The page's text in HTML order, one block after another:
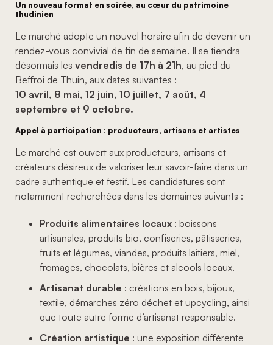
Un nouveau format en soirée, au cœur du patrimoine
thudinien
Le marché adopte un nouvel horaire afin de devenir un
rendez-vous convivial de fin de semaine. Il se tiendra
désormais les vendredis de 17h à 21h, au pied du
Beffroi de Thuin, aux dates suivantes :
10 avril, 8 mai, 12 juin, 10 juillet, 7 août, 4
septembre et 9 octobre.
Appel à participation : producteurs, artisans et artistes
Le marché est ouvert aux producteurs, artisans et
créateurs désireux de valoriser leur savoir-faire dans un
cadre authentique et festif. Les candidatures sont
notamment recherchées dans les domaines suivants :
Produits alimentaires locaux : boissons
artisanales, produits bio, confiseries, pâtisseries,
fruits et légumes, viandes, produits laitiers, miel,
fromages, chocolats, bières et alcools locaux.
Artisanat durable : créations en bois, bijoux,
textile, démarches zéro déchet et upcycling, ainsi
que toute autre forme d’artisanat responsable.
Création artistique : une exposition différente